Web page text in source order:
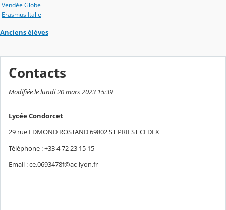
Vendée Globe
Erasmus Italie
Anciens élèves
Contacts
Modifiée le lundi 20 mars 2023 15:39
Lycée Condorcet
29 rue EDMOND ROSTAND 69802 ST PRIEST CEDEX
Téléphone : +33 4 72 23 15 15
Email : ce.0693478f@ac-lyon.fr